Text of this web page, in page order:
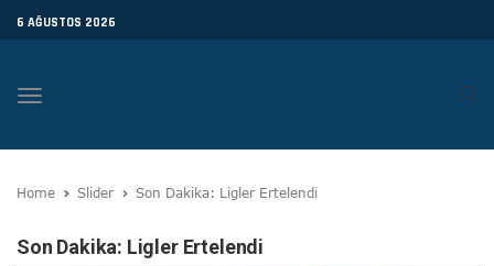
6 AĞUSTOS 2026
Toggle
Home Slider Son Dakika: Ligler Ertelendi
Son Dakika: Ligler Ertelendi